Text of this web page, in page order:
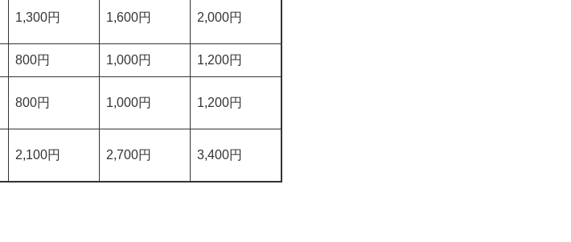
1,300円 1,600円 2,000円
800円 1,000円 1,200円
800円 1,000円 1,200円
2,100円 2,700円 3,400円